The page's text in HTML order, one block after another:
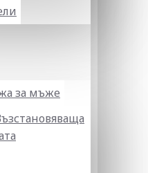
за мъже